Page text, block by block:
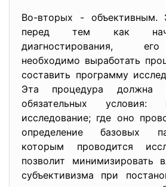
Во-вторых - объективным.
перед тем как
диагностирования,
необходимо выработать
составить программу
Эта процедура должна
обязательных условия:
исследование; где оно
определение базовых
которым проводится
позволит минимизировать
субъективизма при